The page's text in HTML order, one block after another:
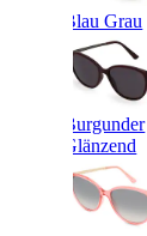
Blau Grau
Burgunder
Glänzend